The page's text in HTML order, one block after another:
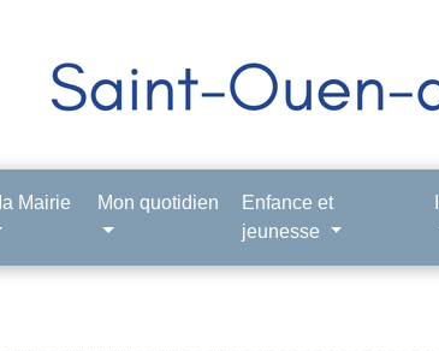
Mairie Mon quotidien
Enfance et
jeunesse